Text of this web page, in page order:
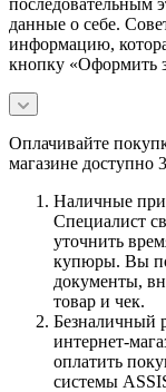
данные о себе.
информацию,
кнопку «Оформить
Оплачивайте
магазине доступно
Наличные при
Специалист
уточнить
купюры. Вы
документы,
товар и чек.
Безналичный
интернет-
оплатить
системы